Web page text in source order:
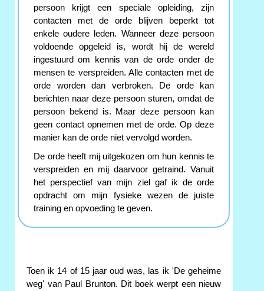
persoon krijgt een speciale opleiding, zijn
contacten met de orde blijven beperkt tot
enkele oudere leden. Wanneer deze persoon
voldoende opgeleid is, wordt hij de wereld
ingestuurd om kennis van de orde onder de
mensen te verspreiden. Alle contacten met de
orde worden dan verbroken. De orde kan
berichten naar deze persoon sturen, omdat de
persoon bekend is. Maar deze persoon kan
geen contact opnemen met de orde. Op deze
manier kan de orde niet vervolgd worden.
De orde heeft mij uitgekozen om hun kennis te
verspreiden en mij daarvoor getraind. Vanuit
het perspectief van mijn ziel gaf ik de orde
opdracht om mijn fysieke wezen de juiste
training en opvoeding te geven.
Toen ik 14 of 15 jaar oud was, las ik 'De geheime
weg' van Paul Brunton. Dit boek werpt een nieuw